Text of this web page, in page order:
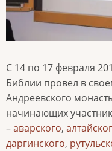
С 14 по 17 февраля
Библии провел в
Андреевского
начинающих
–аварского,
даргинского,